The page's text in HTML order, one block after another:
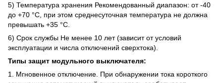
5) Температура хранения Рекомендованный диапазон: от -40
до +70 °C, при этом среднесуточная температура не должна
превышать +35 °C.
6) Срок службы Не менее 10 лет (зависит от условий
эксплуатации и числа отключений сверхтока).
Типы защит модульного выключателя:
1. Мгновенное отключение. При обнаружении тока короткого